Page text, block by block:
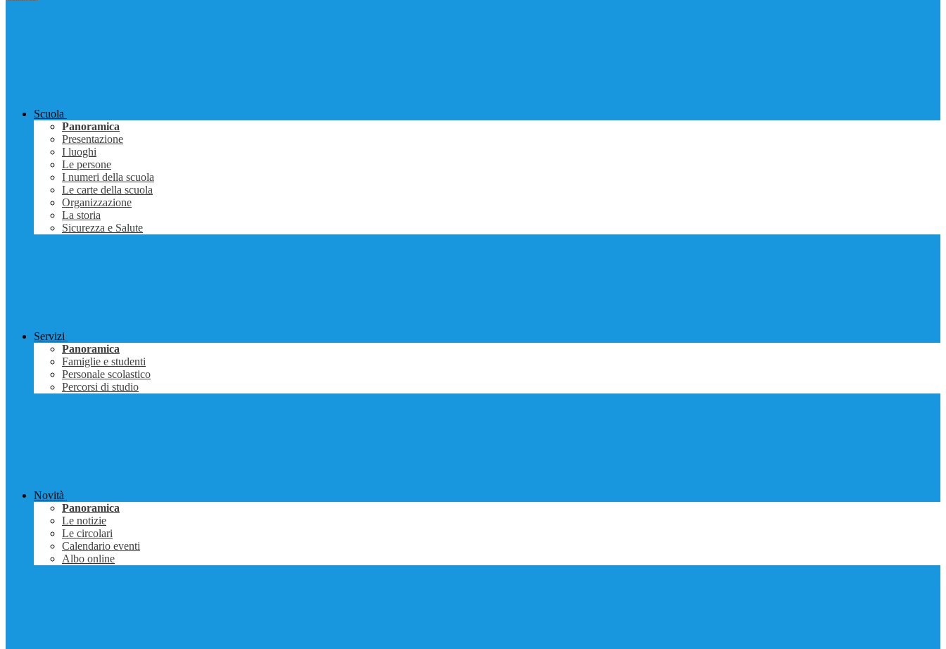
Scuola
Panoramica
Presentazione
I luoghi
Le persone
I numeri della scuola
Le carte della scuola
Organizzazione
La storia
Sicurezza e Salute
Servizi
Panoramica
Famiglie e studenti
Personale scolastico
Percorsi di studio
Novità
Panoramica
Le notizie
Le circolari
Calendario eventi
Albo online